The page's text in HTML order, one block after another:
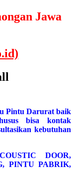
Jawa
Pintu Darurat baik
bisa kontak
kebutuhan
DOOR,
PINTU PABRIK,